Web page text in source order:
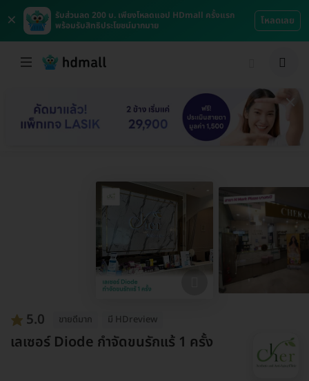
×
รับส่วนลด 200 บ. เพียงโหลดแอป HDmall ครั้งแรก
พร้อมรับสิทธิประโยชน์มากมาย
โหลดเลย
5.0 ขายดีมาก มี HDreview
เลเซอร์ Diode กำจัดขนรักแร้ 1 ครั้ง